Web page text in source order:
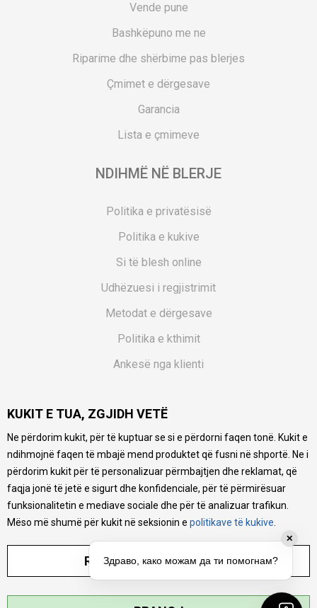
Vende pune
Bashkëpuno me ne
Riparime dhe shërbime pas blerjes
Çmimet e dërgesave
Garancia
Lista e çmimeve
NDIHMË NË BLERJE
Politika e privatësisë
Politika e kukive
Si të blesh online
Udhëzuesi i regjistrimit
Metodat e dërgesave
Politika e kthimit
Ankesë nga klienti
Pyetjet më të shpeshta
Ne bëjmë çmos që të ofrojmë një përshkrim sa më të saktë
të produkteve tona, ofrojmë edhe foto e çmimin, por nuk
mund të garantojmë që informacioni është i plotë e pa
gabime. Të gjitha produktet janë pjesë e portfolios sonë, por
kjo nuk do të thotë se janë në gjendje në çdo çast.
KUKIT E TUA, ZGJIDH VETË
Ne përdorim kukit, për të kuptuar se si e përdorni faqen tonë. Kukit e
ndihmojnë faqen të mbajë mend produktet që fusni në shportë. Ne i
përdorim kukit për të personalizuar përmbajtjen dhe reklamat, që
faqja jonë të jetë e sigurt dhe konfidenciale, për të përmirësuar
funksionalitetin e mediave sociale dhe për të analizuar trafikun.
Mëso më shumë për kukit në seksionin e politikave të kukive
RREGULLO PARAMETRAT
✕
Здраво, како можам да ти помогнам?